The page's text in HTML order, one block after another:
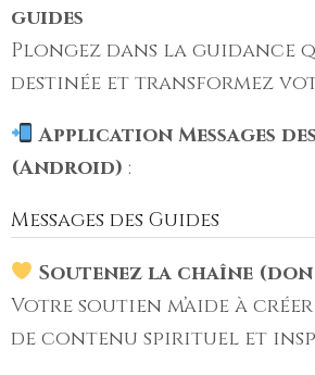
guides
Plongez dans la guidance
destinée et transformez
Application Messages
(Android) :
Messages des Guides
Soutenez la chaîne
Votre soutien m’aide à
de contenu spirituel et